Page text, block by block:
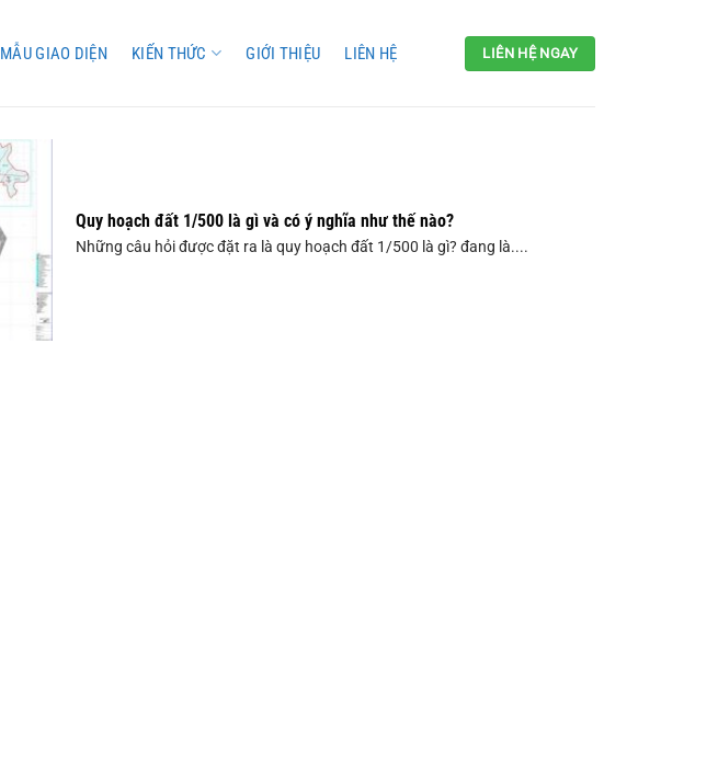
MẪU GIAO DIỆN KIẾN THỨC GIỚI THIỆU LIÊN HỆ LIÊN HỆ NGAY
Quy hoạch đất 1/500 là gì và có ý nghĩa như thế nào?
Những câu hỏi được đặt ra là quy hoạch đất 1/500 là gì? đang là....